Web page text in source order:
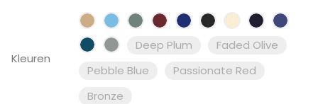
Kleuren
Deep Plum
Faded Olive
Pebble Blue
Passionate Red
Bronze